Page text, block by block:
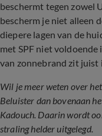
beschermt tegen zowel
bescherm je niet alleen
diepere lagen van de
met SPF niet
van zonnebrand zit juist
Wil je meer weten over
Beluister dan bovenaan
Kadouch. Daarin wordt
straling helder uitgelegd.